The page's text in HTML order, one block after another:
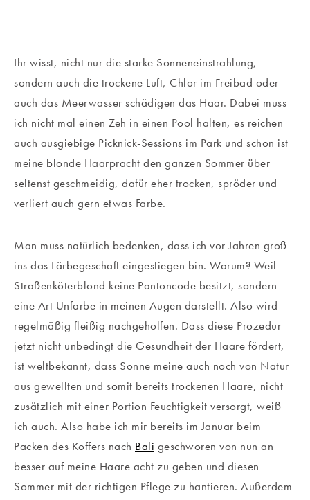
Ihr wisst, nicht nur die starke Sonneneinstrahlung,
sondern auch die trockene Luft, Chlor im Freibad oder
auch das Meerwasser schädigen das Haar. Dabei muss
ich nicht mal einen Zeh in einen Pool halten, es reichen
auch ausgiebige Picknick-Sessions im Park und schon ist
meine blonde Haarpracht den ganzen Sommer über
seltenst geschmeidig, dafür eher trocken, spröder und
verliert auch gern etwas Farbe.
Man muss natürlich bedenken, dass ich vor Jahren groß
ins das Färbegeschaft eingestiegen bin. Warum? Weil
Straßenköterblond keine Pantoncode besitzt, sondern
eine Art Unfarbe in meinen Augen darstellt. Also wird
regelmäßig fleißig nachgeholfen. Dass diese Prozedur
jetzt nicht unbedingt die Gesundheit der Haare fördert,
ist weltbekannt, dass Sonne meine auch noch von Natur
aus gewellten und somit bereits trockenen Haare, nicht
zusätzlich mit einer Portion Feuchtigkeit versorgt, weiß
ich auch. Also habe ich mir bereits im Januar beim
Packen des Koffers nach Bali geschworen von nun an
besser auf meine Haare acht zu geben und diesen
Sommer mit der richtigen Pflege zu hantieren. Außerdem